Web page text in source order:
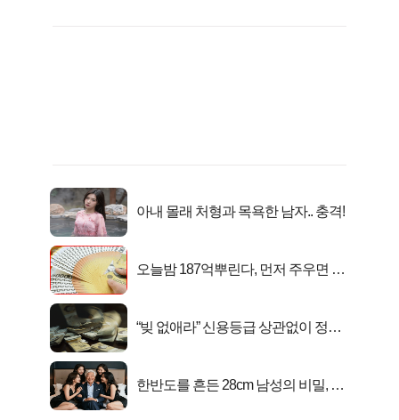
아내 몰래 처형과 목욕한 남자.. 충격!
오늘밤 187억뿌린다, 먼저 주우면 최
“빚 없애라” 신용등급 상관없이 정부
한반도를 흔든 28cm 남성의 비밀, 매